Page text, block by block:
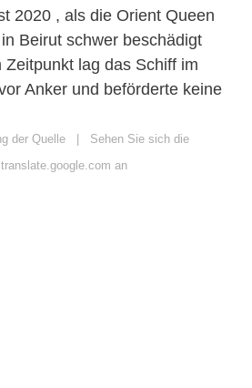
2020 , als die Orient Queen
Beirut schwer beschädigt
lag das Schiff im
Anker und beförderte keine
der Quelle
Sehen Sie sich die
an